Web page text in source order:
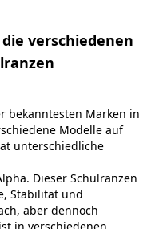
verschiedenen
bekanntesten Marken in
Modelle auf
unterschiedliche
Dieser Schulranzen
Stabilität und
aber dennoch